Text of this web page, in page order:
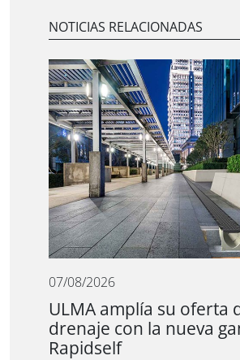
NOTICIAS RELACIONADAS
07/08/2026
ULMA amplía su oferta
drenaje con la nueva
Rapidself